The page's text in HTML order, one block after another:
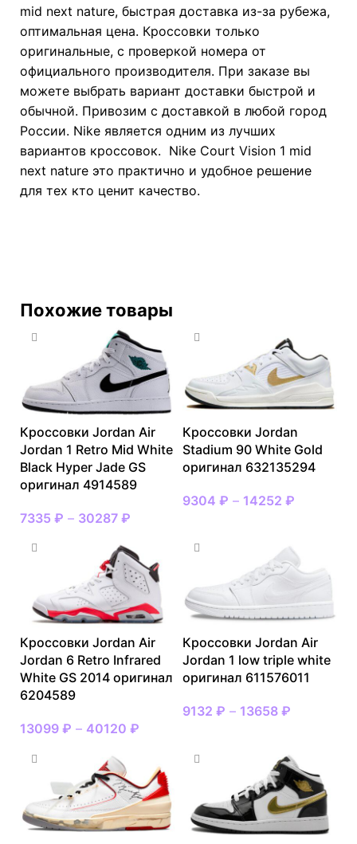
mid next nature, быстрая доставка из-за рубежа,
оптимальная цена. Кроссовки только
оригинальные, с проверкой номера от
официального производителя. При заказе вы
можете выбрать вариант доставки быстрой и
обычной. Привозим с доставкой в любой город
России. Nike является одним из лучших
вариантов кроссовок. Nike Court Vision 1 mid
next nature это практично и удобное решение
для тех кто ценит качество.
Похожие товары
Кроссовки Jordan Air
Jordan 1 Retro Mid White
Black Hyper Jade GS
оригинал 4914589
7335 ₽ – 30287 ₽
Кроссовки Jordan
Stadium 90 White Gold
оригинал 632135294
9304 ₽ – 14252 ₽
Кроссовки Jordan Air
Jordan 6 Retro Infrared
White GS 2014 оригинал
6204589
13099 ₽ – 40120 ₽
Кроссовки Jordan Air
Jordan 1 low triple white
оригинал 611576011
9132 ₽ – 13658 ₽